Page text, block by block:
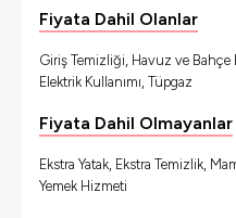
Fiyata Dahil Olanlar
Giriş Temizliği, Havuz ve Bahçe
Elektrik Kullanımı, Tüpgaz
Fiyata Dahil Olmayanlar
Ekstra Yatak, Ekstra Temizlik,
Yemek Hizmeti